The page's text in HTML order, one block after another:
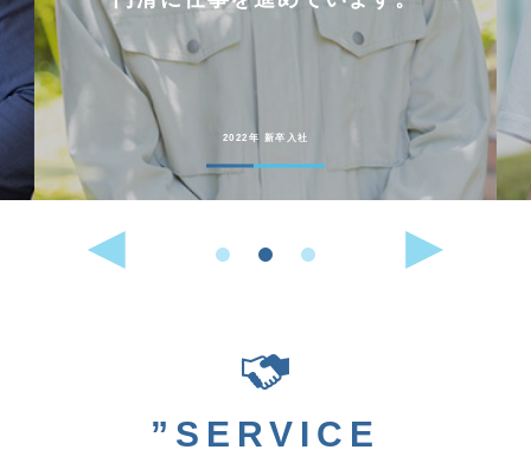
2022年 新卒入社
”SERVICE